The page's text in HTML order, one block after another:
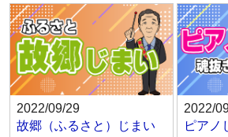
2022/09/29
故郷（ふるさと）じまい
2022/
ピアノ